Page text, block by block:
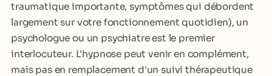
traumatique importante, symptômes qui débordent
largement sur votre fonctionnement quotidien), un
psychologue ou un psychiatre est le premier
interlocuteur. L'hypnose peut venir en complément,
mais pas en remplacement d'un suivi thérapeutique